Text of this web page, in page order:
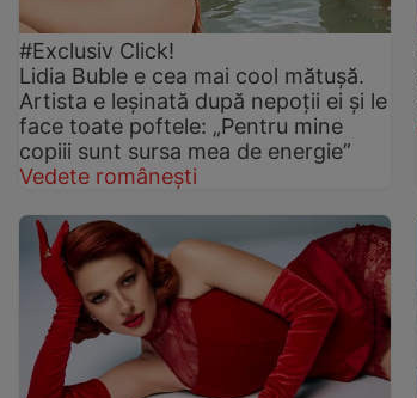
#Exclusiv Click!
Lidia Buble e cea mai cool mătușă.
Artista e leșinată după nepoții ei și le
face toate poftele: „Pentru mine
copiii sunt sursa mea de energie”
Vedete românești